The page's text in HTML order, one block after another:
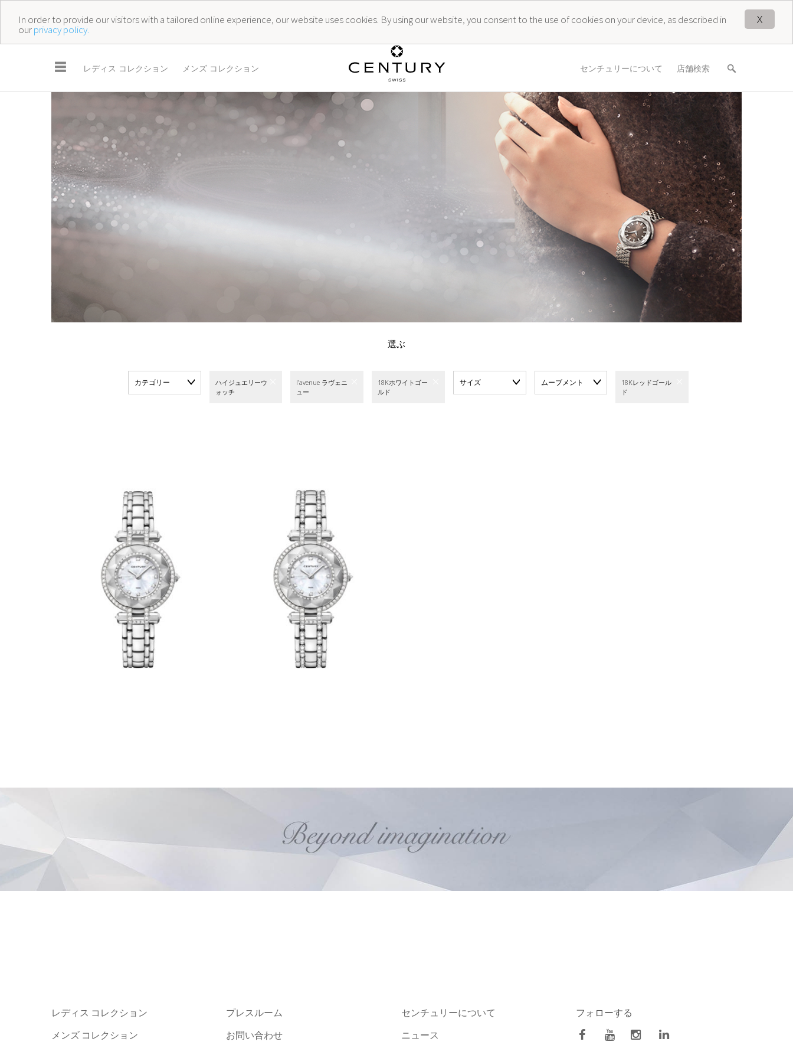
X
In order to provide our visitors with a tailored online experience, our website uses cookies. By using our website, you consent to the use of cookies on your device, as described in
ourprivacy policy.
☰ レディス コレクション メンズ コレクション センチュリーについて 店舗検索
選ぶ
カテゴリー
ハイジュエリーウ
ォッチ
l’avenue ラヴェニ
ュー
18Kホワイトゴー
ルド
サイズ ムーブメント
18Kレッドゴール
ド
レディス コレクション
メンズ コレクション
プレスルーム
お問い合わせ
センチュリーについて
ニュース
フォローする
facebookYoutubeInstagram